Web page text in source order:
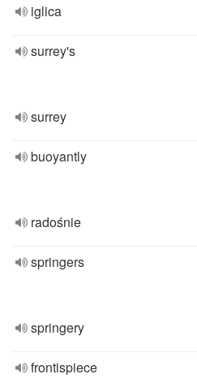
iglica
surrey's
surrey
buoyantly
radośnie
springers
springery
frontispiece